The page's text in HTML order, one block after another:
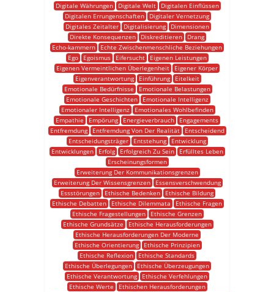
Digitale Währungen
Digitale Welt
Digitalen Einflüssen
Digitalen Errungenschaften
Digitaler Vernetzung
Digitales Zeitalter
Digitalisierung
Dimensionen
Direkte Konsequenzen
Diskreditieren
Drang
Echo-kammern
Echte Zwischenmenschliche Beziehungen
Ego
Egoismus Eifersucht
Eigenen Leistungen
Eigenen Vermeintlichen Überlegenheit
Eigener Körper
Eigenverantwortung
Einführung
Eitelkeit
Emotionale Bedürfnisse
Emotionale Belastungen
Emotionale Geschichten
Emotionale Intelligenz
Emotionaler Intelligenz
Emotionales Wohlbefinden
Empathie
Empörung Energieverbrauch
Engagements
Entfremdung
Entfremdung Von Der Realität
Entscheidend
Entscheidungsträger
Entstehung
Entwicklung
Entwicklungen
Erfolg Erfolgreich Zu Sein
Erfülltes Leben
Erscheinungsformen
Erweiterung Der Kommunikationsgrenzen
Erweiterung Der Wissensgrenzen
Essensverschwendung
Essstörungen
Ethische Bedenken
Ethische Bildung
Ethische Debatten
Ethische Dilemmata
Ethische Fragen
Ethische Fragestellungen
Ethische Grenzen
Ethische Grundsätze
Ethische Herausforderungen
Ethische Herausforderungen Der Moderne
Ethische Orientierung
Ethische Prinzipien
Ethische Reflexion
Ethische Standards
Ethische Überlegungen
Ethische Überzeugungen
Ethische Verantwortung
Ethische Verfehlungen
Ethische Werte
Ethischen Herausforderungen